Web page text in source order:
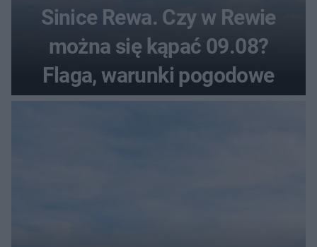
Sinice Rewa. Czy w Rewie
można się kąpać 09.08?
Flaga, warunki pogodowe